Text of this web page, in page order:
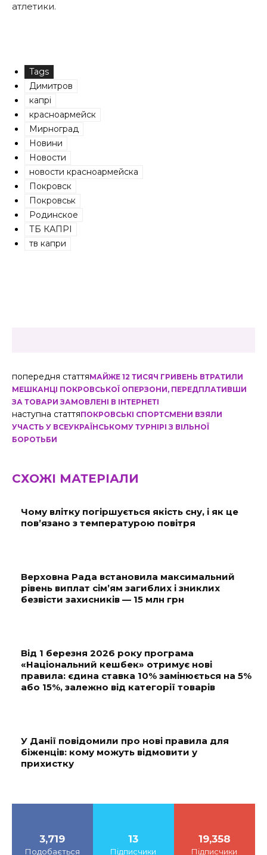
атлетики.
Tags
Димитров
капрі
красноармейск
Мирноград
Новини
Новости
новости красноармейска
Покровск
Покровськ
Родинское
ТБ КАПРІ
тв капри
попередня статтяМАЙЖЕ 12 ТИСЯЧ ГРИВЕНЬ ВТРАТИЛИ
МЕШКАНЦІ ПОКРОВСЬКОЇ ОПЕРЗОНИ, ПЕРЕДПЛАТИВШИ
ЗА ТОВАРИ ЗАМОВЛЕНІ В ІНТЕРНЕТІ
наступна статтяПОКРОВСЬКІ СПОРТСМЕНИ ВЗЯЛИ
УЧАСТЬ У ВСЕУКРАЇНСЬКОМУ ТУРНІРІ З ВІЛЬНОЇ
БОРОТЬБИ
СХОЖІ МАТЕРІАЛИ
Чому влітку погіршується якість сну, і як це
пов’язано з температурою повітря
Верховна Рада встановила максимальний
рівень виплат сім’ям загиблих і зниклих
безвісти захисників — 15 млн грн
Від 1 березня 2026 року програма
«Національний кешбек» отримує нові
правила: єдина ставка 10% замінюється на 5%
або 15%, залежно від категорії товарів
У Данії повідомили про нові правила для
біженців: кому можуть відмовити у
прихистку
3,719
Подобається
13
Підписчики
19,358
Підписчики